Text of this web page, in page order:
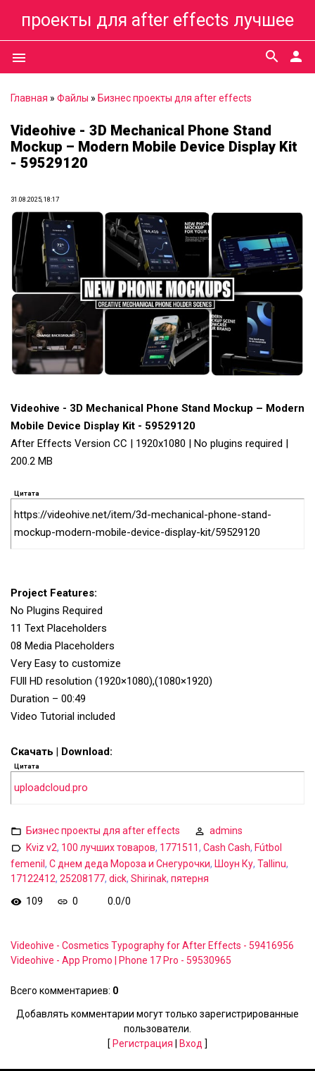
проекты для after effects лучшее
menu person
search
Главная » Файлы » Бизнес проекты для after effects
Videohive - 3D Mechanical Phone Stand
Mockup – Modern Mobile Device Display Kit
- 59529120
31.08.2025, 18:17
Videohive - 3D Mechanical Phone Stand Mockup – Modern
Mobile Device Display Kit - 59529120
After Effects Version CC | 1920x1080 | No plugins required |
200.2 MB
Цитата
https://videohive.net/item/3d-mechanical-phone-stand-
mockup-modern-mobile-device-display-kit/59529120
Project Features:
No Plugins Required
11 Text Placeholders
08 Media Placeholders
Very Easy to customize
FUll HD resolution (1920×1080),(1080×1920)
Duration – 00:49
Video Tutorial included
Скачать | Download:
Цитата
uploadcloud.pro
Бизнес проекты для after effects
admins
Kviz v2, 100 лучших товаров, 1771511, Cash Cash, Fútbol
femenil , С днем деда Мороза и Снегурочки, Шоун Ку, Tallinu,
17122412, 25208177, dick, Shirinak, пятерня
109
0 0.0/0
Videohive - Cosmetics Typography for After Effects - 59416956
Videohive - App Promo | Phone 17 Pro - 59530965
Всего комментариев: 0
Добавлять комментарии могут только зарегистрированные
пользователи.
[ Регистрация Вход ]